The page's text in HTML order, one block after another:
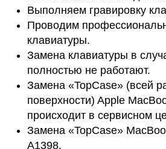
Выполняем гравировку
Проводим
клавиатуры.
Замена клавиатуры в
полностью не работают.
Замена «TopCase» (всей
поверхности) Apple
происходит в сервисном
Замена «TopCase»
A1398.